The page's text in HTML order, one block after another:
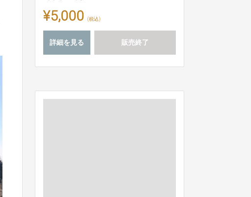
¥5,000 (税込)
詳細を見る 販売終了